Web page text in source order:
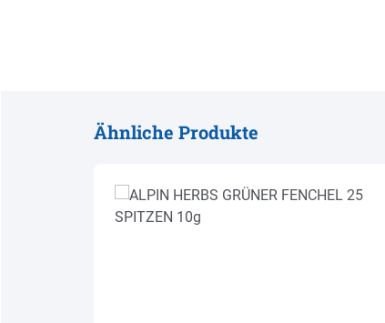
Ähnliche Produkte